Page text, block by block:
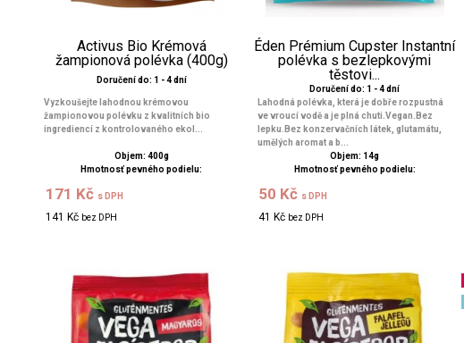
Activus Bio Krémová
žampionová polévka (400g)
Doručení do: 1 - 4 dní
Vyzkoušejte lahodnou krémovou
žampionovou polévku z kvalitních bio
ingrediencí z kontrolovaného ekol...
Objem: 400g
Hmotnosť pevného podielu:
171 Kč s DPH
141 Kč bez DPH
Éden Prémium Cupster Instantní
polévka s bezlepkovými
těstovi...
Doručení do: 1 - 4 dní
Lahodná polévka, která je dobře rozpustná
ve vroucí vodě a je plná chuti.Vegan.Bez
lepku.Bez konzervačních látek, glutamátu,
umělých aromat a b...
Objem: 14g
Hmotnosť pevného podielu:
50 Kč s DPH
41 Kč bez DPH